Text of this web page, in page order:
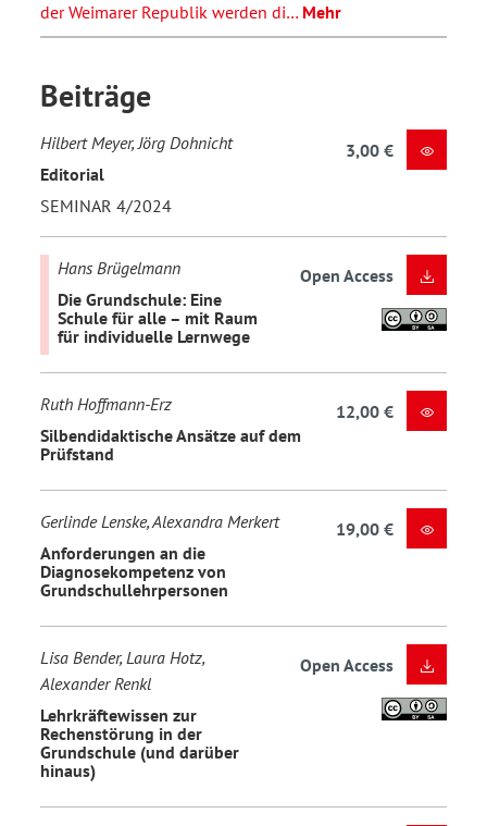
der Weimarer Republik werden di… Mehr
Beiträge
Hilbert Meyer, Jörg Dohnicht
Editorial
SEMINAR 4/2024
3,00 €
Hans Brügelmann
Die Grundschule: Eine
Schule für alle – mit Raum
für individuelle Lernwege
Open Access
Ruth Hoffmann-Erz
Silbendidaktische Ansätze auf dem
Prüfstand
12,00 €
Gerlinde Lenske, Alexandra Merkert
Anforderungen an die
Diagnosekompetenz von
Grundschullehrpersonen
19,00 €
Lisa Bender, Laura Hotz,
Alexander Renkl
Lehrkräftewissen zur
Rechenstörung in der
Grundschule (und darüber
hinaus)
Open Access